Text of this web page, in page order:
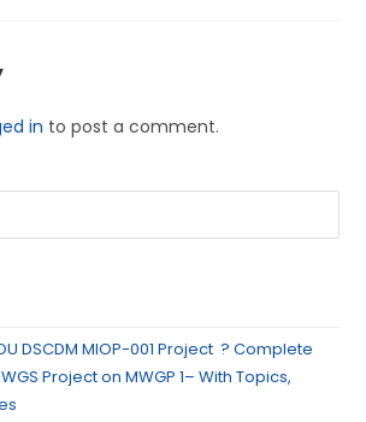
in to post a comment.
DSCDM MIOP-001 Project ? Complete
Project on MWGP 1– With Topics,